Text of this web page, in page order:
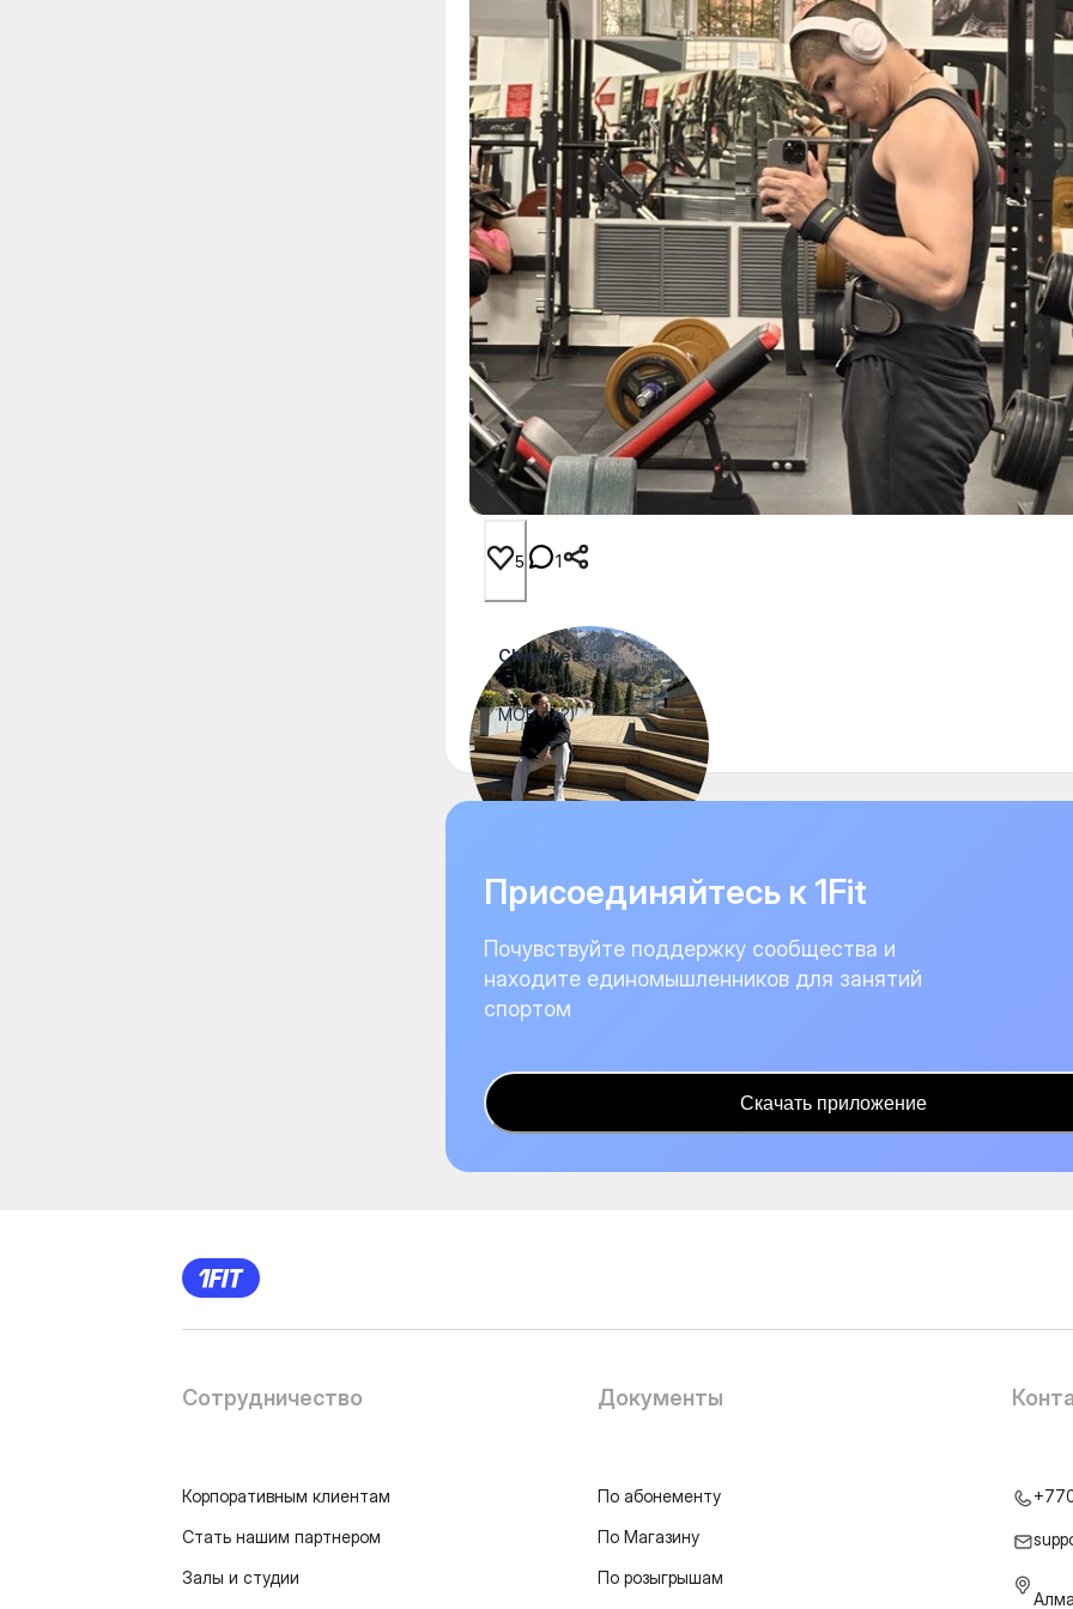
5 1
Cherokee30 сентября
MOB па?)
Присоединяйтесь к 1Fit
Почувствуйте поддержку сообщества и
находите единомышленников для занятий
спортом
Скачать приложение
Сотрудничество
Корпоративным клиентам
Стать нашим партнером
Залы и студии
Документы
По абонементу
По Магазину
По розыгрышам